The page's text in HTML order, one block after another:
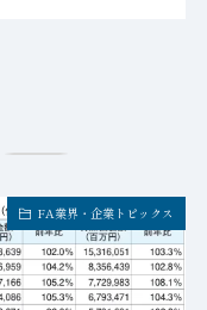
FA業界・企業トピックス